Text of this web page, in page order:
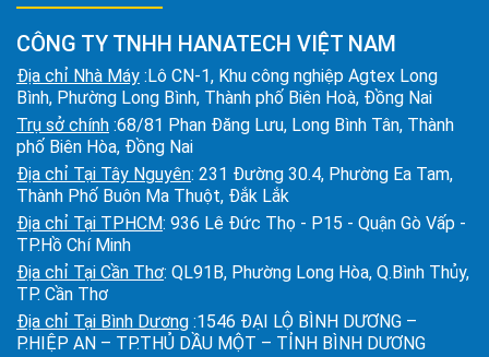
CÔNG TY TNHH HANATECH VIỆT NAM
Địa chỉ Nhà Máy :Lô CN-1, Khu công nghiệp Agtex Long
Bình, Phường Long Bình, Thành phố Biên Hoà, Đồng Nai
Trụ sở chính :68/81 Phan Đăng Lưu, Long Bình Tân, Thành
phố Biên Hòa, Đồng Nai
Địa chỉ Tại Tây Nguyên: 231 Đường 30.4, Phường Ea Tam,
Thành Phố Buôn Ma Thuột, Đắk Lắk
Địa chỉ Tại TPHCM: 936 Lê Đức Thọ - P15 - Quận Gò Vấp -
TP.Hồ Chí Minh
Địa chỉ Tại Cần Thơ: QL91B, Phường Long Hòa, Q.Bình Thủy,
TP. Cần Thơ
Địa chỉ Tại Bình Dương :1546 ĐẠI LỘ BÌNH DƯƠNG –
P.HIỆP AN – TP.THỦ DẦU MỘT – TỈNH BÌNH DƯƠNG